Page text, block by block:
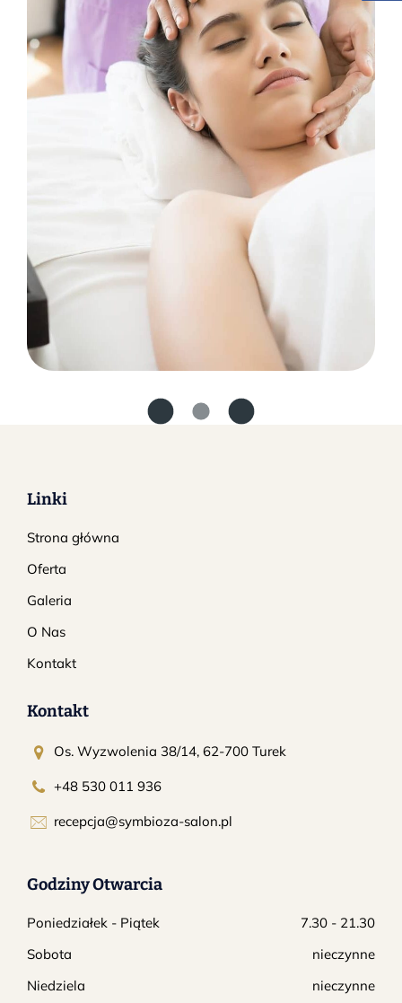
Wooden Goodie
The Chill Factor
Linki
Strona główna
Oferta
Galeria
O Nas
Kontakt
Kontakt
Os. Wyzwolenia 38/14, 62-700 Turek
+48 530 011 936
recepcja@symbioza-salon.pl
Godziny Otwarcia
Poniedziałek - Piątek
7.30 - 21.30
Sobota
nieczynne
Niedziela
nieczynne